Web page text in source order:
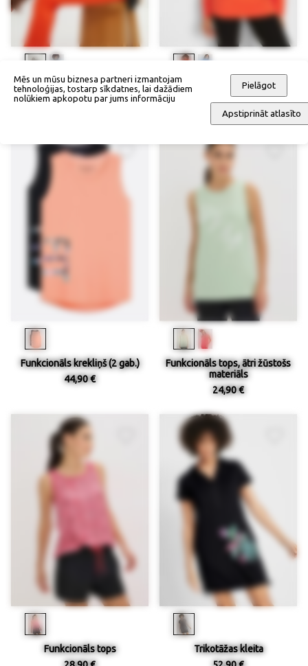
Garš sporta krekliņš
28,90 €
Trikotāžas džemperis
52,90 €
Funkcionāls krekliņš (2 gab.)
44,90 €
Funkcionāls tops, ātri žūstošs
materiāls
24,90 €
Funkcionāls tops
Trikotāžas kleita
Mēs un mūsu biznesa partneri izmantojam
tehnoloģijas, tostarp sīkdatnes, lai dažādiem
nolūkiem apkopotu par jums informāciju
Pielāgot
Apstiprināt atlasīto